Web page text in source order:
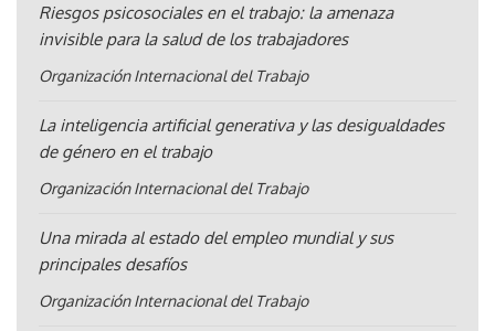
Riesgos psicosociales en el trabajo: la amenaza
invisible para la salud de los trabajadores
Organización Internacional del Trabajo
La inteligencia artificial generativa y las desigualdades
de género en el trabajo
Organización Internacional del Trabajo
Una mirada al estado del empleo mundial y sus
principales desafíos
Organización Internacional del Trabajo